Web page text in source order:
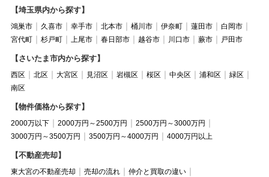
【埼玉県内から探す】
鴻巣市 久喜市 幸手市 北本市 桶川市 伊奈町 蓮田市
白岡市
宮代町
杉戸町 上尾市 春日部市 越谷市 川口市 蕨市 戸田市
【さいたま市内から探す】
西区 北区 大宮区 見沼区 岩槻区 桜区 中央区 浦和区
緑区
南区
【物件価格から探す】
2000万以下 2000万円～2500万円
2500万円～3000万円
3000万円～3500万円
3500万円～4000万円 4000万円以上
【不動産売却】
東大宮の不動産売却 売却の流れ
仲介と買取の違い